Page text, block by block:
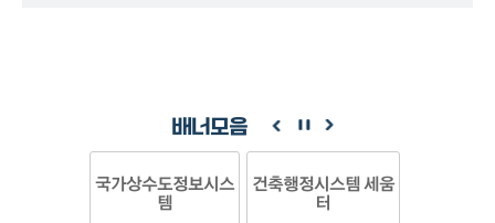
배너모음
국가상수도정보시스
템
건축행정시스템 세움
터